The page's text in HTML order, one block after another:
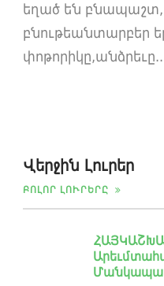
եղած են
բնութեանտարբեր
Վերջին Լուրեր
ԲՈԼՈՐ ԼՈՒՐԵՐԸ